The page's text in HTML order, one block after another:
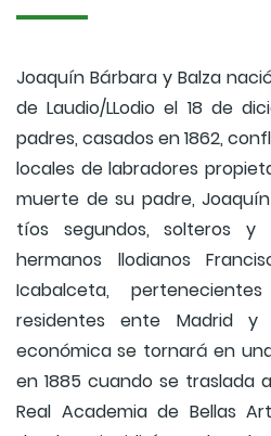
Joaquín Bárbara y Balza
de Laudio/LLodio el 18 de
padres, casados en 1862,
locales de labradores
muerte de su padre,
tíos segundos, solteros y
hermanos llodianos
Icabalceta,
residentes ente Madrid y
económica se tornará en
en 1885 cuando se traslada
Real Academia de Bellas